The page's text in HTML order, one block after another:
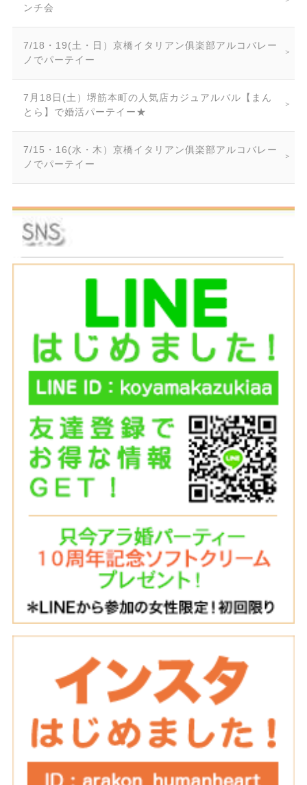
ンチ会
7/18・19(土・日）京橋イタリアン俱楽部アルコバレー
ノでパーテイー
7月18日(土）堺筋本町の人気店カジュアルバル【まん
とら】で婚活パーテイー★
7/15・16(水・木）京橋イタリアン俱楽部アルコバレー
ノでパーテイー